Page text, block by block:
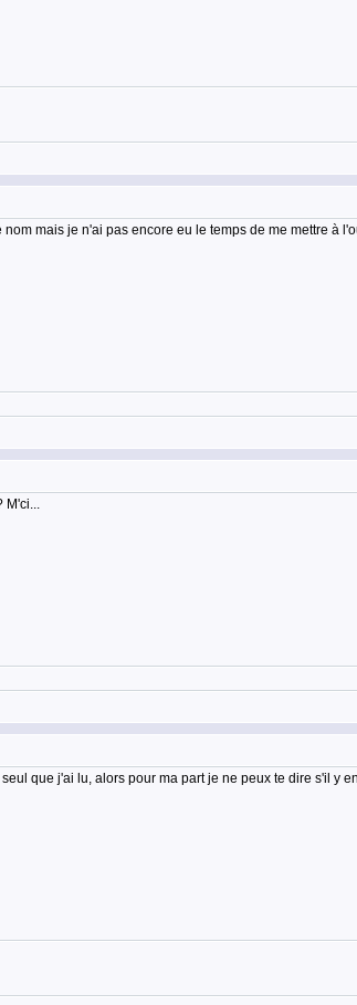
mais je n'ai pas encore eu le temps de me mettre à
M'ci...
que j'ai lu, alors pour ma part je ne peux te dire s'il y